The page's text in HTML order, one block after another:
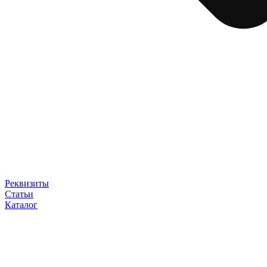
Реквизиты
Статьи
Каталог